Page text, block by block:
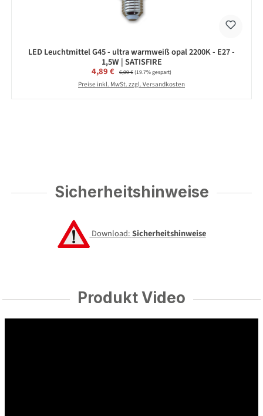
LED Leuchtmittel G45 - ultra warmweiß opal 2200K - E27 -
1,5W | SATISFIRE
Verkaufspreis:
4,89 € Regulärer Preis:
6,09 €(19.7% gespart)
Preise inkl. MwSt. zzgl. Versandkosten
Sicherheitshinweise
Download:Sicherheitshinweise
Produkt Video